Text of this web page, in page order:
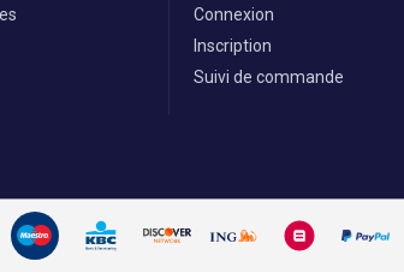
Connexion
Inscription
Suivi de commande